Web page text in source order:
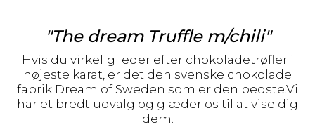
"The dream Truffle m/chili"
Hvis du virkelig leder efter chokoladetrøfler i
højeste karat, er det den svenske chokolade
fabrik Dream of Sweden som er den bedste.Vi
har et bredt udvalg og glæder os til at vise dig
dem.